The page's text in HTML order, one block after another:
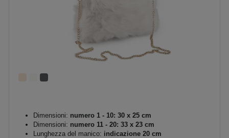
Dimensioni: numero 1 - 10: 30 x 25 cm
Dimensioni: numero 11 - 20: 33 x 23 cm
Lunghezza del manico: indicazione 20 cm